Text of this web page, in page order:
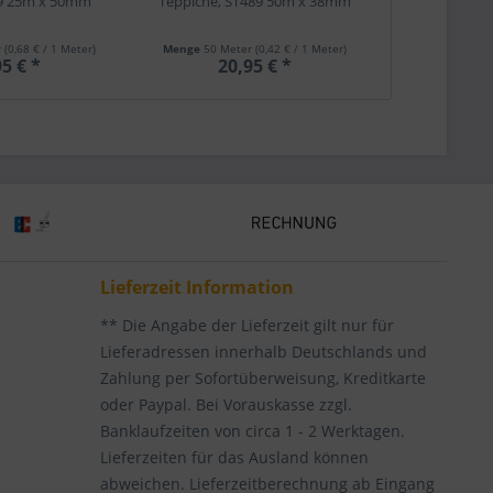
(0,68 € / 1 Meter)
€ *
Menge 50 Meter (0,42 € / 1 Meter)
20,95 € *
Lieferzeit Information
** Die Angabe der Lieferzeit gilt nur für
Lieferadressen innerhalb Deutschlands und
Zahlung per Sofortüberweisung, Kreditkarte
oder Paypal. Bei Vorauskasse zzgl.
Banklaufzeiten von circa 1 - 2 Werktagen.
Lieferzeiten für das Ausland können
abweichen. Lieferzeitberechnung ab Eingang